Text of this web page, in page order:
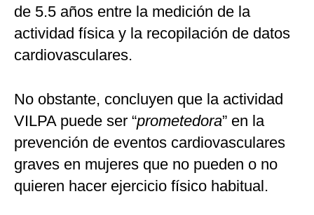
de 5.5 años entre la medición de la
actividad física y la recopilación de datos
cardiovasculares.
No obstante, concluyen que la actividad
VILPA puede ser “prometedora” en la
prevención de eventos cardiovasculares
graves en mujeres que no pueden o no
quieren hacer ejercicio físico habitual.